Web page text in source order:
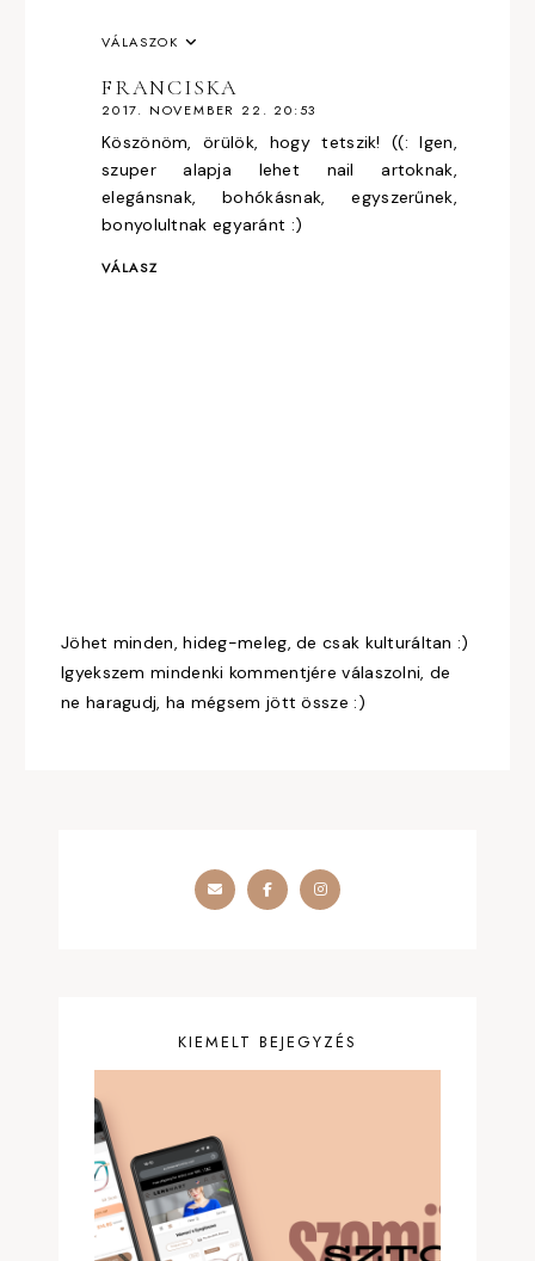
VÁLASZOK
FRANCISKA
2017. NOVEMBER 22. 20:53
Köszönöm, örülök, hogy tetszik! ((: Igen,
szuper alapja lehet nail artoknak,
elegánsnak, bohókásnak, egyszerűnek,
bonyolultnak egyaránt :)
VÁLASZ
Jöhet minden, hideg-meleg, de csak kulturáltan :)
Igyekszem mindenki kommentjére válaszolni, de
ne haragudj, ha mégsem jött össze :)
KIEMELT BEJEGYZÉS